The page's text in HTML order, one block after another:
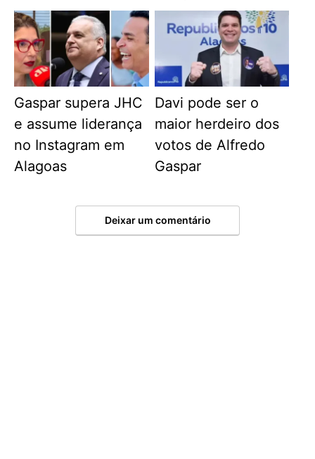
Gaspar supera JHC
e assume liderança
no Instagram em
Alagoas
Davi pode ser o
maior herdeiro dos
votos de Alfredo
Gaspar
Deixar um comentário